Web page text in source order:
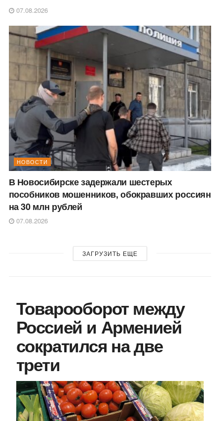
07.08.2026
НОВОСТИ
В Новосибирске задержали шестерых
пособников мошенников, обокравших россиян
на 30 млн рублей
07.08.2026
ЗАГРУЗИТЬ ЕЩЕ
Товарооборот между
Россией и Арменией
сократился на две
трети